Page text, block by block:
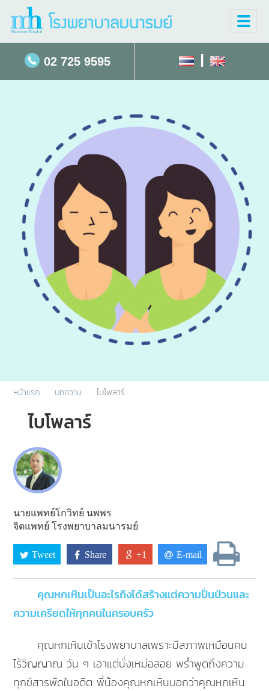
Toggle
02 725 9595 |
หน้าแรก บทความ ไบโพลาร์
ไบโพลาร์
นายแพทย์โกวิทย์ นพพร
จิตแพทย์ โรงพยาบาลมนารมย์
Tweet Share +1 E-mail
คุณหกเหินเป็นอะไรถึงได้สร้างแต่ความปั่นป่วนและ
ความเครียดให้ทุกคนในครอบครัว
คุณหกเหินเข้าโรงพยาบาลเพราะมีสภาพเหมือนคน
ไร้วิญญาณ วัน ๆ เอาแต่นั่งเหม่อลอย พร่ำพูดถึงความ
ทุกข์สารพัดในอดีต พี่น้องคุณหกเหินบอกว่าคุณหกเหิน